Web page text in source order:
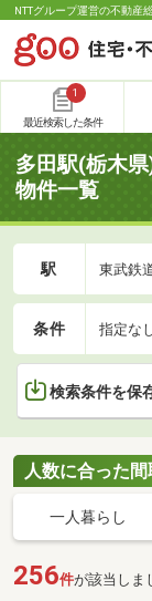
NTTグループ運営の不動産
1
最近検索した条件
多田駅(栃木
物件一覧
駅 東武鉄
条件 指定な
検索条件を保
人数に合った
一人暮らし
256件が該当しま